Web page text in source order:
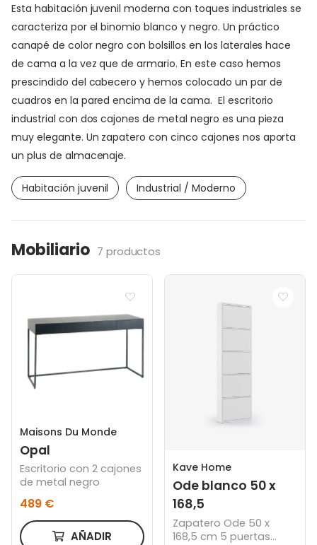
Esta habitación juvenil moderna con toques industriales se
caracteriza por el binomio blanco y negro. Un práctico
canapé de color negro con bolsillos en los laterales hace
de cama a la vez que de armario. En este caso hemos
prescindido del cabecero y hemos colocado un par de
cuadros en la pared encima de la cama. El escritorio
industrial con dos cajones de metal negro es una pieza
muy elegante. Un zapatero con cinco cajones nos aporta
un plus de almacenaje.
Habitación juvenil Industrial / Moderno
Mobiliario 7 productos
Maisons Du Monde
Opal
Escritorio con 2 cajones
de metal negro
489 €
AÑADIR
Kave Home
Ode blanco 50 x
168,5
Zapatero Ode 50 x
168,5 cm 5 puertas